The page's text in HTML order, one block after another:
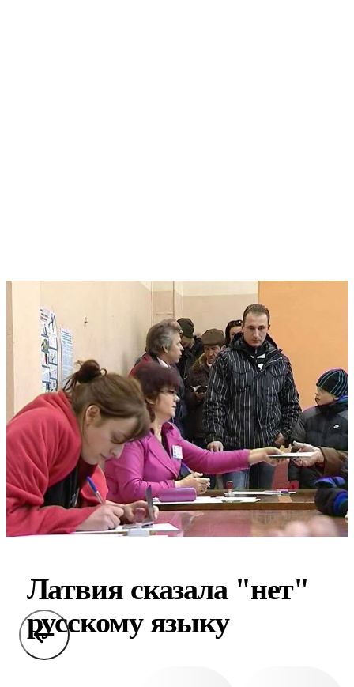
Латвия сказала "нет"
русскому языку